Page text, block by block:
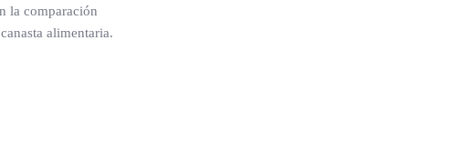
la comparación
alimentaria.